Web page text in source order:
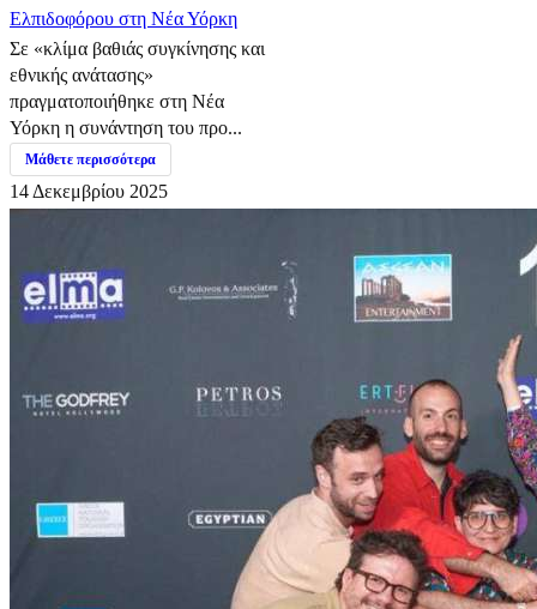
Ελπιδοφόρου στη Νέα Υόρκη
Σε «κλίμα βαθιάς συγκίνησης και
εθνικής ανάτασης»
πραγματοποιήθηκε στη Νέα
Υόρκη η συνάντηση του προ...
Μάθετε περισσότερα
14 Δεκεμβρίου 2025